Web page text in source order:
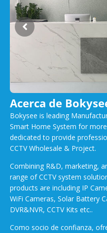
Acerca de
Bokysee is leading
Smart Home System for
dedicated to provide
CCTV Wholesale & Project.
Combining R&D, marketing,
range of CCTV system
products are including IP
WiFi Cameras, Solar Battery
DVR&NVR, CCTV Kits etc..
Como socio de confianza,